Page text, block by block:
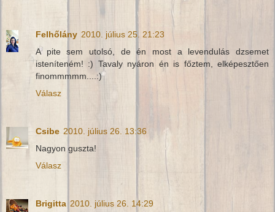
Felhőlány 2010. július 25. 21:23
A pite sem utolsó, de én most a levendulás dzsemet
isteníteném! :) Tavaly nyáron én is főztem, elképesztően
finommmmm....:)
Válasz
Csibe 2010. július 26. 13:36
Nagyon guszta!
Válasz
Brigitta 2010. július 26. 14:29